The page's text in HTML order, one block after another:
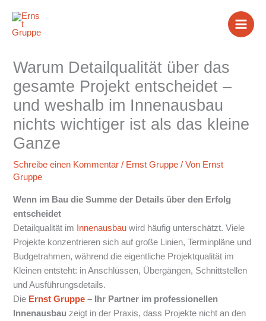
Inhalt
springen
Warum Detailqualität über das
gesamte Projekt entscheidet –
und weshalb im Innenausbau
nichts wichtiger ist als das kleine
Ganze
Schreibe einen Kommentar / Ernst Gruppe / Von Ernst
Gruppe
Wenn im Bau die Summe der Details über den Erfolg
entscheidet
Detailqualität im
Innenausbau wird häufig unterschätzt. Viele
Projekte konzentrieren sich auf große Linien, Terminpläne und
Budgetrahmen, während die eigentliche Projektqualität im
Kleinen entsteht: in Anschlüssen, Übergängen, Schnittstellen
und Ausführungsdetails.
Die Ernst Gruppe – Ihr Partner im professionellen
Innenausbau zeigt in der Praxis, dass Projekte nicht an den